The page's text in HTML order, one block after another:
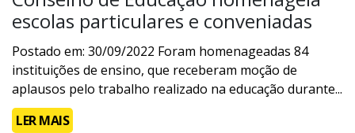
escolas particulares e conveniadas
Postado em: 30/09/2022 Foram homenageadas 84
instituições de ensino, que receberam moção de
aplausos pelo trabalho realizado na educação durante...
LER MAIS